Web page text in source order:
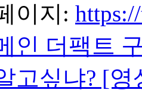
이지:
인 더팩트
고싶냐? [